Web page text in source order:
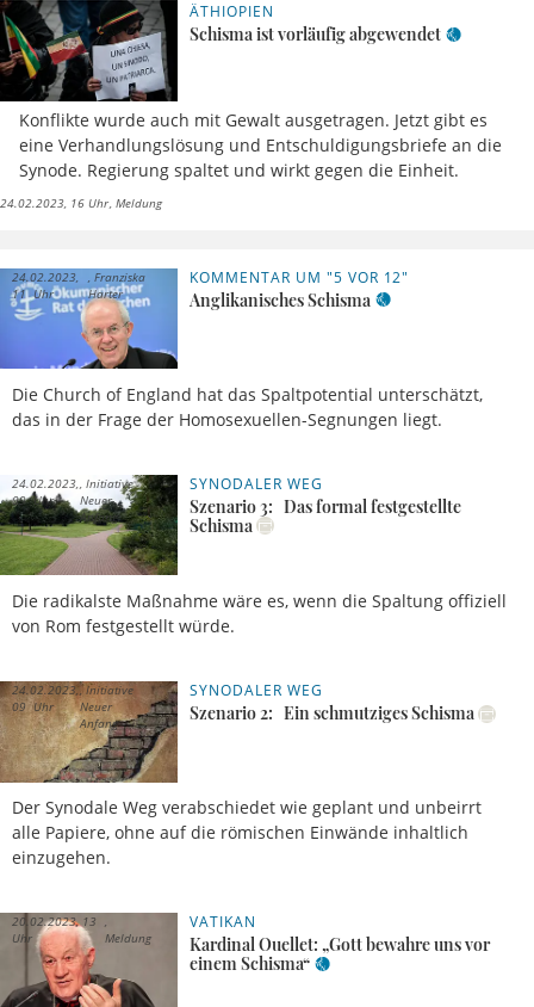
ÄTHIOPIEN
Schisma ist vorläufig abgewendet
Konflikte wurde auch mit Gewalt ausgetragen. Jetzt gibt es
eine Verhandlungslösung und Entschuldigungsbriefe an die
Synode. Regierung spaltet und wirkt gegen die Einheit.
24.02.2023, 16 Uhr Meldung
KOMMENTAR UM "5 VOR 12"
Anglikanisches Schisma
Die Church of England hat das Spaltpotential unterschätzt,
das in der Frage der Homosexuellen-Segnungen liegt.
24.02.2023,
11 Uhr
Franziska
Harter
SYNODALER WEG
Szenario 3: Das formal festgestellte
Schisma
Die radikalste Maßnahme wäre es, wenn die Spaltung offiziell
von Rom festgestellt würde.
24.02.2023,
09 Uhr
Initiative
Neuer
Anfang
SYNODALER WEG
Szenario 2: Ein schmutziges Schisma
Der Synodale Weg verabschiedet wie geplant und unbeirrt
alle Papiere, ohne auf die römischen Einwände inhaltlich
einzugehen.
24.02.2023,
09 Uhr
Initiative
Neuer
Anfang
VATIKAN
Kardinal Ouellet: „Gott bewahre uns vor
einem Schisma“
20.02.2023, 13
Uhr
Meldung